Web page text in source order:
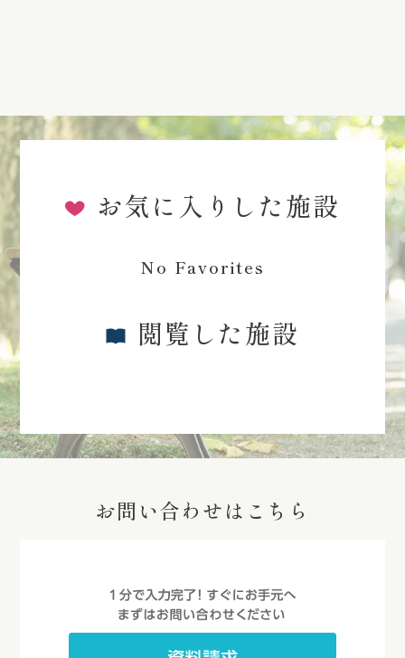
お気に入りした施設
No Favorites
閲覧した施設
お問い合わせはこちら